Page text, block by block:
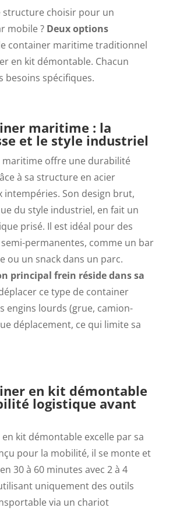
structure choisir pour un
mobile ? Deux options
container maritime traditionnel
en kit démontable. Chacun
besoins spécifiques.
maritime : la
et le style industriel
maritime offre une durabilité
à sa structure en acier
intempéries. Son design brut,
du style industriel, en fait un
prisé. Il est idéal pour des
permanentes, comme un bar
ou un snack dans un parc.
principal frein réside dans sa
ce type de container
engins lourds (grue, camion-
déplacement, ce qui limite sa
en kit démontable
logistique avant
kit démontable excelle par sa
pour la mobilité, il se monte et
30 à 60 minutes avec 2 à 4
uniquement des outils
via un chariot